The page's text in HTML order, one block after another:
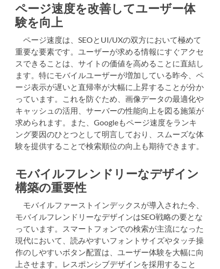
ページ速度を改善してユーザー体
験を向上
ページ速度は、SEOとUI/UXの双方において極めて
重要な要素です。ユーザーが求める情報にすぐアクセ
スできることは、サイトの価値を高めることに直結し
ます。特にモバイルユーザーが増加している昨今、ペ
ージ表示が遅いと直帰率が大幅に上昇することが分か
っています。これを防ぐため、画像データの最適化や
キャッシュの活用、サーバーの性能向上を図る施策が
求められます。また、Googleもページ速度をランキ
ング要因のひとつとして明言しており、スムーズな体
験を提供することで検索順位の向上も期待できます。
モバイルフレンドリーなデザイン
構築の重要性
モバイルファーストインデックスが導入された今、
モバイルフレンドリーなデザインはSEO戦略の要とな
っています。スマートフォンでの検索が主流になった
現代において、読みやすいフォントサイズやタッチ操
作のしやすいボタン配置は、ユーザー体験を大幅に向
上させます。レスポンシブデザインを採用すること